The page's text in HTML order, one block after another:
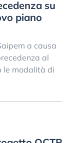
su
piano
a causa
al
le modalità di